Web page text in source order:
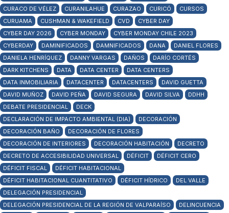
CURACO DE VÉLEZ
CURANILAHUE CURAZAO CURICÓ
CURSOS
CURUAMA
CUSHMAN & WAKEFIELD CVD
CYBER DAY
CYBER DAY 2026
CYBER MONDAY
CYBER MONDAY CHILE 2023
CYBERDAY
DAMINIFICADOS DAMNIFICADOS DANA
DANIEL FLORES
DANIELA HENRÍQUEZ
DANNY VARGAS DAÑOS
DARÍO CORTÉS
DARK KITCHENS
DATA DATA CENTER
DATA CENTERS
DATA INMOBILIARIA
DATACENTER DATACENTERS
DAVID GUETTA
DAVID MUÑOZ
DAVID PEÑA DAVID SEGURA DAVID SILVA
DDHH
DEBATE PRESIDENCIAL
DECK
DECLARACIÓN DE IMPACTO AMBIENTAL (DIA)
DECORACIÓN
DECORACIÓN BAÑO
DECORACIÓN DE FLORES
DECORACIÓN DE INTERIORES
DECORACIÓN HABITACIÓN
DECRETO
DECRETO DE ACCESIBILIDAD UNIVERSAL
DÉFICIT
DÉFICIT CERO
DÉFICIT FISCAL
DÉFICIT HABITACIONAL
DÉFICIT HABITACIONAL CUANTITATIVO
DÉFICIT HÍDRICO
DEL VALLE
DELEGACIÓN PRESIDENCIAL
DELEGACIÓN PRESIDENCIAL DE LA REGIÓN DE VALPARAÍSO
DELINCUENCIA